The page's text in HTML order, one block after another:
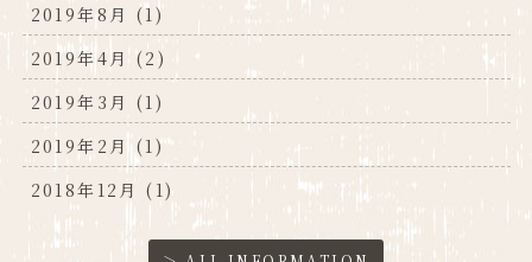
2019年8月 (1)
2019年4月 (2)
2019年3月 (1)
2019年2月 (1)
2018年12月 (1)